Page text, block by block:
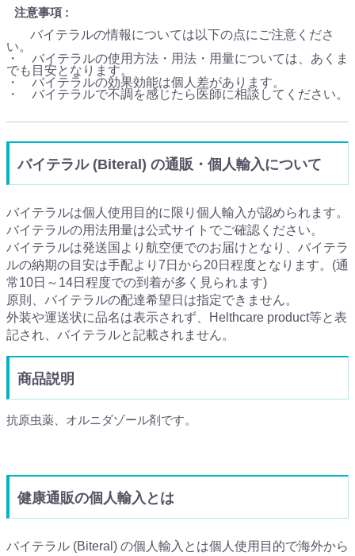
注意事項
バイテラルの情報については以下の点にご注意くださ
い。
・ バイテラルの使用方法・用法・用量については、あくま
でも目安となります。
・ バイテラルの効果効能は個人差があります。
・ バイテラルで不調を感じたら医師に相談してください。
バイテラル (Biteral) の通販・個人輸入について
バイテラルは個人使用目的に限り個人輸入が認められます。
バイテラルの用法用量は公式サイトでご確認ください。
バイテラルは発送国より航空便でのお届けとなり、バイテラ
ルの納期の目安は手配より7日から20日程度となります。(通
常10日～14日程度での到着が多く見られます)
原則、バイテラルの配達希望日は指定できません。
外装や運送状に品名は表示されず、Helthcare product等と表
記され、バイテラルと記載されません。
商品説明
抗原虫薬、オルニダゾール剤です。
健康通販の個人輸入とは
バイテラル (Biteral) の個人輸入とは個人使用目的で海外から